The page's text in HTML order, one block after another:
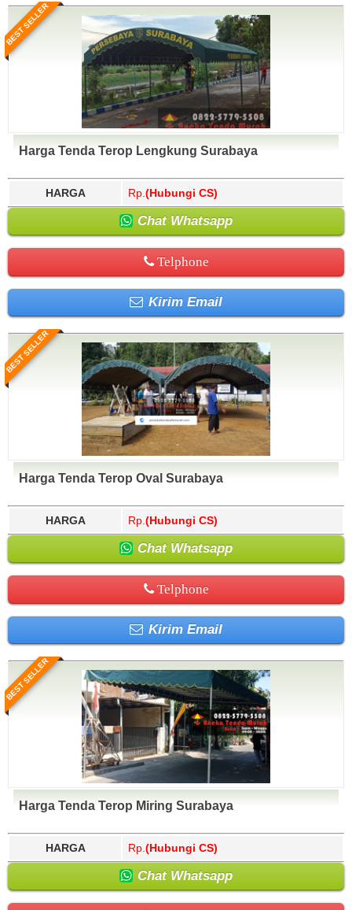
BEST SELLER
Harga Tenda Terop Lengkung Surabaya
HARGA Rp. (Hubungi CS)
Chat Whatsapp
Telphone
Kirim Email
BEST SELLER
Harga Tenda Terop Oval Surabaya
HARGA Rp. (Hubungi CS)
Chat Whatsapp
Telphone
Kirim Email
BEST SELLER
Harga Tenda Terop Miring Surabaya
HARGA Rp. (Hubungi CS)
Chat Whatsapp